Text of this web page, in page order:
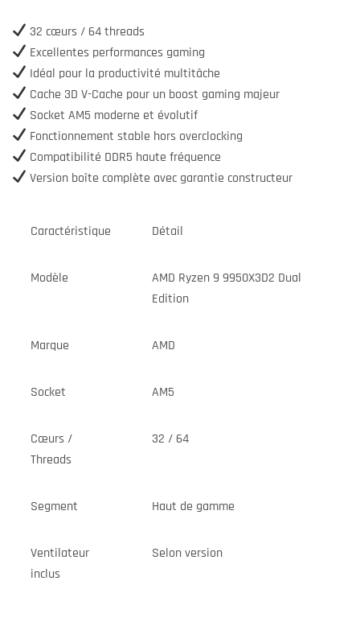
32 cœurs / 64 threads
Excellentes performances gaming
Idéal pour la productivité multitâche
Cache 3D V-Cache pour un boost gaming majeur
Socket AM5 moderne et évolutif
Fonctionnement stable hors overclocking
Compatibilité DDR5 haute fréquence
Version boîte complète avec garantie constructeur
Caractéristique Détail
Modèle
AMD Ryzen 9 9950X3D2 Dual
Edition
Marque AMD
Socket AM5
Cœurs /
Threads
32 / 64
Segment Haut de gamme
Ventilateur
inclus
Selon version